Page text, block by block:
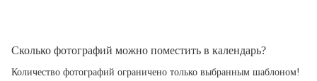
Сколько фотографий можно поместить в календарь?
Количество фотографий ограничено только выбранным шаблоном!